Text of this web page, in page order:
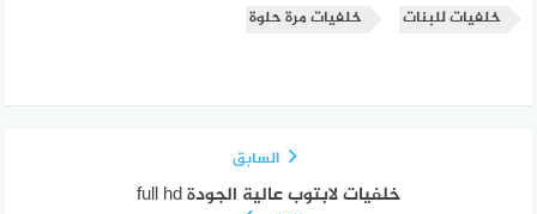
خلفيات للبنات
خلفيات مرة حلوة
السابق
خلفيات لابتوب عالية الجودة full hd